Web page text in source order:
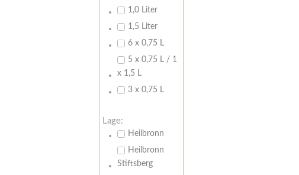
1,0 Liter
1,5 Liter
6 x 0,75 L
5 x 0,75 L / 1
x 1,5 L
3 x 0,75 L
Lage:
Heilbronn
Heilbronn
Stiftsberg